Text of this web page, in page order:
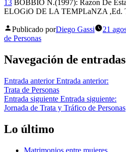
13 BOBBIO N.(1997): Razon De
ELOGiO DE LA TEMPLaNZA ,Ed.
Publicado porDiego Gassi 21
de Personas
Navegación de entradas
Entrada anterior Entrada anterior:
Trata de Personas
Entrada siguiente Entrada siguiente:
Jornada de Trata y Tráfico de Personas
Lo último
Matrimonios entre mujeres